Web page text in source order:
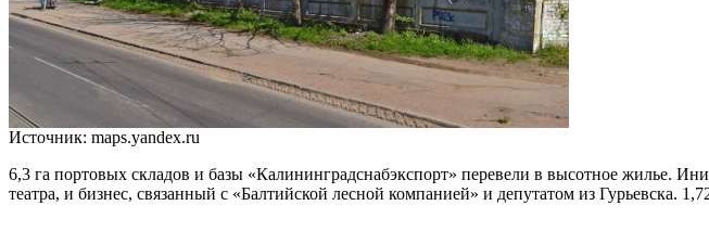
Источник: maps.yandex.ru
6,3 га портовых складов и базы «Калининградснабэкспорт» перевели в высотное
театра, и бизнес, связанный с «Балтийской лесной компанией» и депутатом из Гурьевска.